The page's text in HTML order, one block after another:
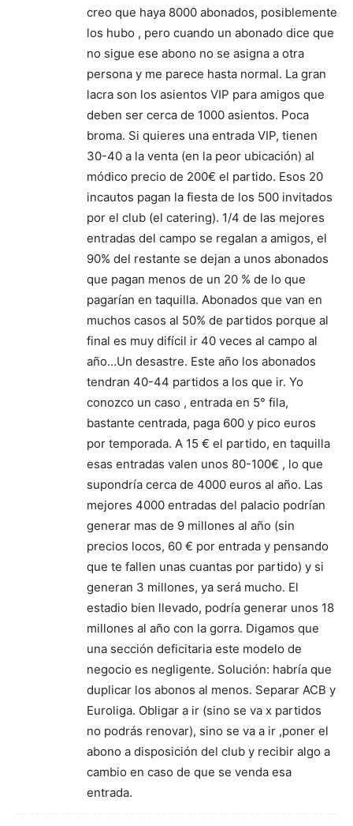
creo que haya 8000 abonados, posiblemente
los hubo , pero cuando un abonado dice que
no sigue ese abono no se asigna a otra
persona y me parece hasta normal. La gran
lacra son los asientos VIP para amigos que
deben ser cerca de 1000 asientos. Poca
broma. Si quieres una entrada VIP, tienen
30-40 a la venta (en la peor ubicación) al
módico precio de 200€ el partido. Esos 20
incautos pagan la fiesta de los 500 invitados
por el club (el catering). 1/4 de las mejores
entradas del campo se regalan a amigos, el
90% del restante se dejan a unos abonados
que pagan menos de un 20 % de lo que
pagarían en taquilla. Abonados que van en
muchos casos al 50% de partidos porque al
final es muy difícil ir 40 veces al campo al
año…Un desastre. Este año los abonados
tendran 40-44 partidos a los que ir. Yo
conozco un caso , entrada en 5° fila,
bastante centrada, paga 600 y pico euros
por temporada. A 15 € el partido, en taquilla
esas entradas valen unos 80-100€ , lo que
supondría cerca de 4000 euros al año. Las
mejores 4000 entradas del palacio podrían
generar mas de 9 millones al año (sin
precios locos, 60 € por entrada y pensando
que te fallen unas cuantas por partido) y si
generan 3 millones, ya será mucho. El
estadio bien llevado, podría generar unos 18
millones al año con la gorra. Digamos que
una sección deficitaria este modelo de
negocio es negligente. Solución: habría que
duplicar los abonos al menos. Separar ACB y
Euroliga. Obligar a ir (sino se va x partidos
no podrás renovar), sino se va a ir ,poner el
abono a disposición del club y recibir algo a
cambio en caso de que se venda esa
entrada.